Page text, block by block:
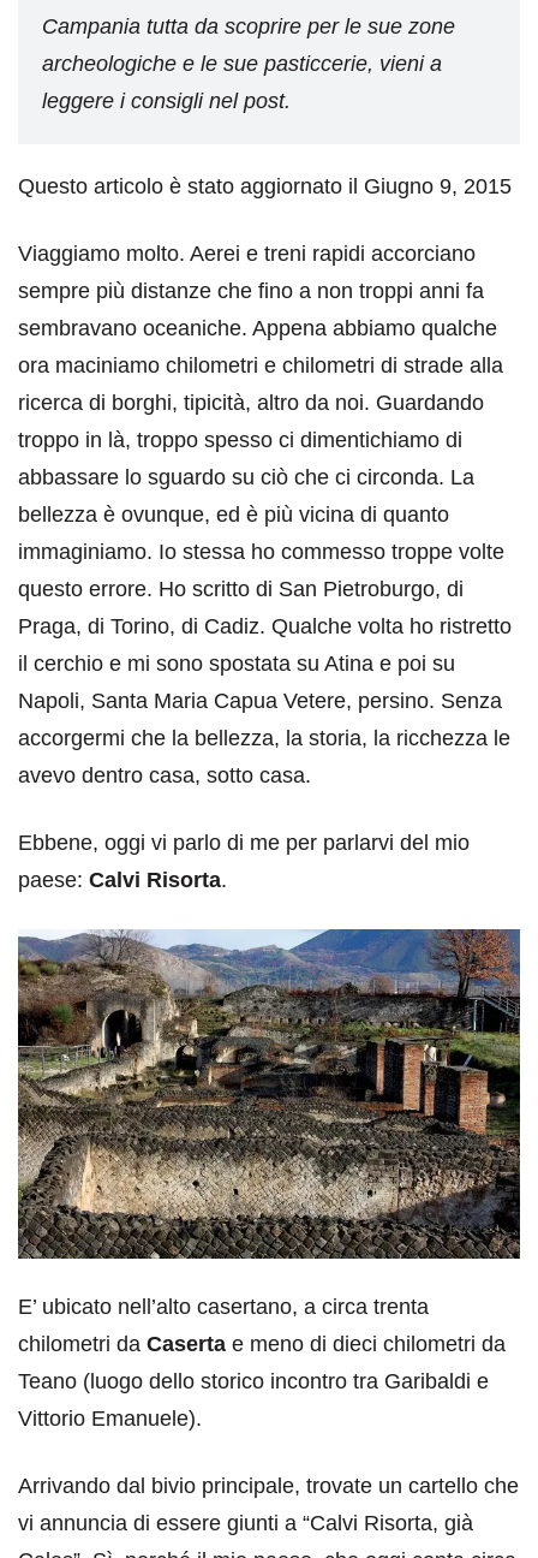
Campania tutta da scoprire per le sue zone
archeologiche e le sue pasticcerie, vieni a
leggere i consigli nel post.
Questo articolo è stato aggiornato il Giugno 9, 2015
Viaggiamo molto. Aerei e treni rapidi accorciano
sempre più distanze che fino a non troppi anni fa
sembravano oceaniche. Appena abbiamo qualche
ora maciniamo chilometri e chilometri di strade alla
ricerca di borghi, tipicità, altro da noi. Guardando
troppo in là, troppo spesso ci dimentichiamo di
abbassare lo sguardo su ciò che ci circonda. La
bellezza è ovunque, ed è più vicina di quanto
immaginiamo. Io stessa ho commesso troppe volte
questo errore. Ho scritto di San Pietroburgo, di
Praga, di Torino, di Cadiz. Qualche volta ho ristretto
il cerchio e mi sono spostata su Atina e poi su
Napoli, Santa Maria Capua Vetere, persino. Senza
accorgermi che la bellezza, la storia, la ricchezza le
avevo dentro casa, sotto casa.
Ebbene, oggi vi parlo di me per parlarvi del mio
paese: Calvi Risorta.
E’ ubicato nell’alto casertano, a circa trenta
chilometri da Caserta e meno di dieci chilometri da
Teano (luogo dello storico incontro tra Garibaldi e
Vittorio Emanuele).
Arrivando dal bivio principale, trovate un cartello che
vi annuncia di essere giunti a “Calvi Risorta, già